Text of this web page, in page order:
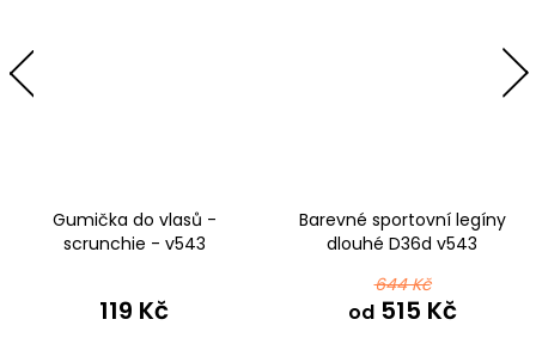
Gumička do vlasů -
scrunchie - v543
119 Kč
Barevné sportovní legíny
dlouhé D36d v543
644 Kč
od515 Kč